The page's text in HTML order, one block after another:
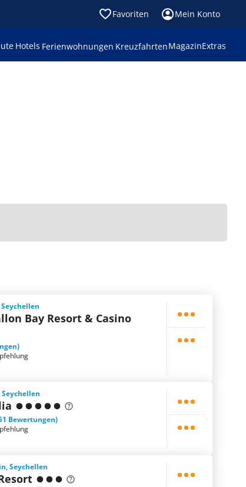
Favoriten Mein Konto
Hotels Ferienwohnungen KreuzfahrtenMagazinExtras
Bay Resort & Casino
Bewertungen)
Seychellen